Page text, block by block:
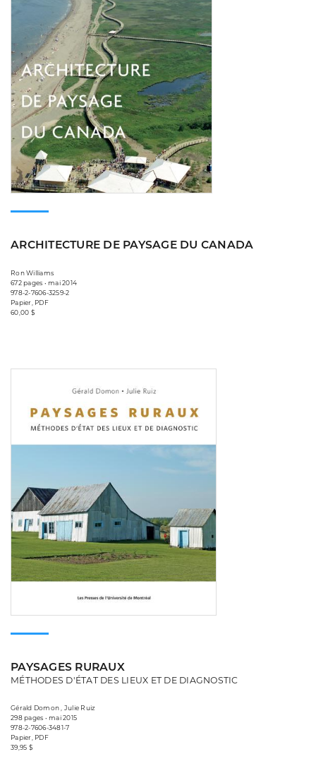
ARCHITECTURE DE PAYSAGE DU CANADA
Ron Williams
672 pages • mai 2014
978-2-7606-3259-2
Papier, PDF
60,00 $
PAYSAGES RURAUX
MÉTHODES D'ÉTAT DES LIEUX ET DE DIAGNOSTIC
Gérald Domon , Julie Ruiz
298 pages • mai 2015
978-2-7606-3481-7
Papier, PDF
39,95 $